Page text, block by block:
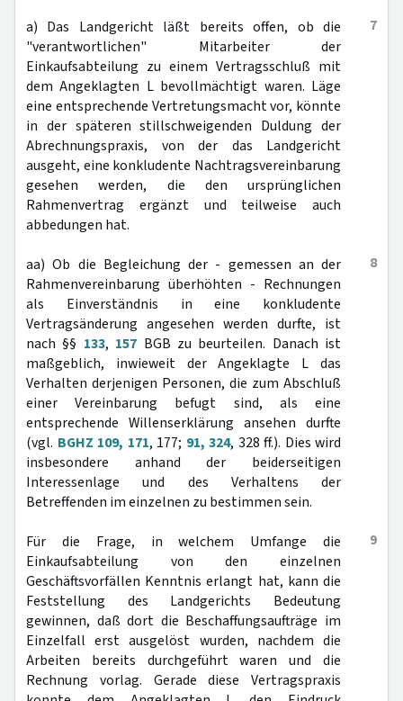
7
a) Das Landgericht läßt bereits offen, ob die
"verantwortlichen" Mitarbeiter der
Einkaufsabteilung zu einem Vertragsschluß mit
dem Angeklagten L bevollmächtigt waren. Läge
eine entsprechende Vertretungsmacht vor, könnte
in der späteren stillschweigenden Duldung der
Abrechnungspraxis, von der das Landgericht
ausgeht, eine konkludente Nachtragsvereinbarung
gesehen werden, die den ursprünglichen
Rahmenvertrag ergänzt und teilweise auch
abbedungen hat.
8
aa) Ob die Begleichung der - gemessen an der
Rahmenvereinbarung überhöhten - Rechnungen
als Einverständnis in eine konkludente
Vertragsänderung angesehen werden durfte, ist
nach §§ 133, 157 BGB zu beurteilen. Danach ist
maßgeblich, inwieweit der Angeklagte L das
Verhalten derjenigen Personen, die zum Abschluß
einer Vereinbarung befugt sind, als eine
entsprechende Willenserklärung ansehen durfte
(vgl. BGHZ 109, 171, 177; 91, 324, 328 ff.). Dies wird
insbesondere anhand der beiderseitigen
Interessenlage und des Verhaltens der
Betreffenden im einzelnen zu bestimmen sein.
9
Für die Frage, in welchem Umfange die
Einkaufsabteilung von den einzelnen
Geschäftsvorfällen Kenntnis erlangt hat, kann die
Feststellung des Landgerichts Bedeutung
gewinnen, daß dort die Beschaffungsaufträge im
Einzelfall erst ausgelöst wurden, nachdem die
Arbeiten bereits durchgeführt waren und die
Rechnung vorlag. Gerade diese Vertragspraxis